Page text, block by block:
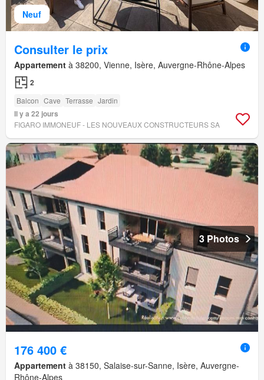
Neuf
Consulter le prix
Appartement à 38200, Vienne, Isère, Auvergne-Rhône-Alpes
2
Balcon Cave Terrasse Jardin
Il y a 22 jours
FIGARO IMMONEUF - LES NOUVEAUX CONSTRUCTEURS SA
3 Photos
176 400 €
Appartement à 38150, Salaise-sur-Sanne, Isère, Auvergne-
Rhône-Alpes